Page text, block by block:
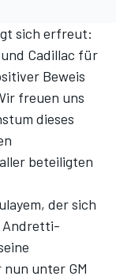
sich erfreut:
Cadillac für
Beweis
freuen uns
dieses
beteiligten
der sich
Andretti-
unter GM